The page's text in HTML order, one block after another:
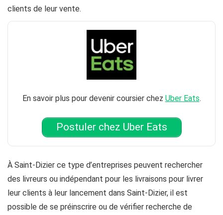
clients de leur vente.
En savoir plus pour devenir coursier chez Uber Eats.
Postuler chez Uber Eats
À Saint-Dizier ce type d’entreprises peuvent rechercher
des livreurs ou indépendant pour les livraisons pour livrer
leur clients à leur lancement dans Saint-Dizier, il est
possible de se préinscrire ou de vérifier recherche de